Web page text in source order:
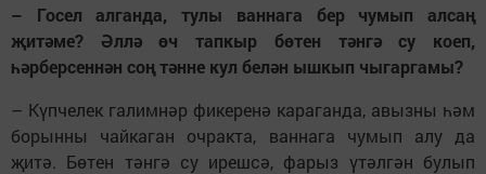
– Госел алганда, тулы ваннага бер чумып алсаң
җитәме? Әллә өч тапкыр бөтен тәнгә су коеп,
һәрберсеннән соң тәнне кул белән ышкып чыгаргамы?
– Күпчелек галимнәр фикеренә караганда, авызны һәм
борынны чайкаган очракта, ваннага чумып алу да
җитә. Бөтен тәнгә су ирешсә, фарыз үтәлгән булып